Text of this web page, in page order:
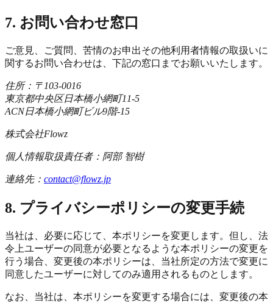
7. お問い合わせ窓口
ご意見、ご質問、苦情のお申出その他利用者情報の取扱いに
関するお問い合わせは、下記の窓口までお願いいたします。
住所：〒103-0016
東京都中央区日本橋小網町11-5
ACN日本橋小網町ビル9階-15
株式会社Flowz
個人情報取扱責任者：阿部 智樹
連絡先： contact@flowz.jp
8. プライバシーポリシーの変更手続
当社は、必要に応じて、本ポリシーを変更します。但し、法
令上ユーザーの同意が必要となるような本ポリシーの変更を
行う場合、変更後の本ポリシーは、当社所定の方法で変更に
同意したユーザーに対してのみ適用されるものとします。
なお、当社は、本ポリシーを変更する場合には、変更後の本